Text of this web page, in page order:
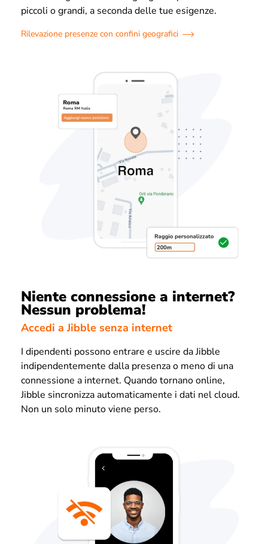
piccoli o grandi, a seconda delle tue esigenze.
Rilevazione presenze con confini geografici
Niente connessione a internet?
Nessun problema!
Accedi a Jibble senza internet
I dipendenti possono entrare e uscire da Jibble
indipendentemente dalla presenza o meno di una
connessione a internet. Quando tornano online,
Jibble sincronizza automaticamente i dati nel cloud.
Non un solo minuto viene perso.